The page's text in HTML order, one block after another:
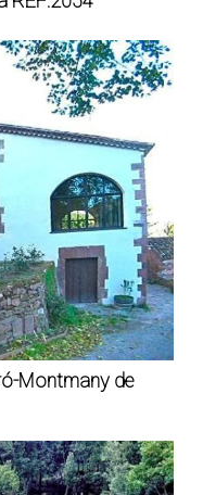
Montmany de